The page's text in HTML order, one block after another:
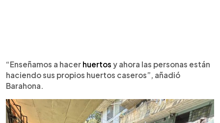
“Enseñamos a hacer huertos y ahora las personas están
haciendo sus propios huertos caseros”, añadió
Barahona.